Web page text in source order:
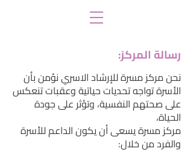
:رسالة المركز
نحن مركز مسرة للإرشاد الاسري نؤمن بأن
الأسرة تواجه تحديات حياتية وعقبات تنعكس
على صحتهم النفسية، وتؤثر على جودة
الحياة،
مركز مسرة يسعى أن يكون الداعم للأسرة
والفرد من خلال: